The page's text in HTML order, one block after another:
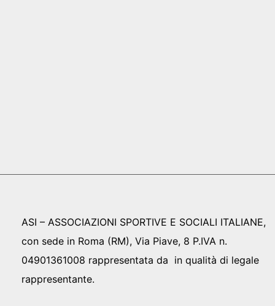
ASI – ASSOCIAZIONI SPORTIVE E SOCIALI ITALIANE,
con sede in Roma (RM), Via Piave, 8 P.IVA n.
04901361008 rappresentata da in qualità di legale
rappresentante.